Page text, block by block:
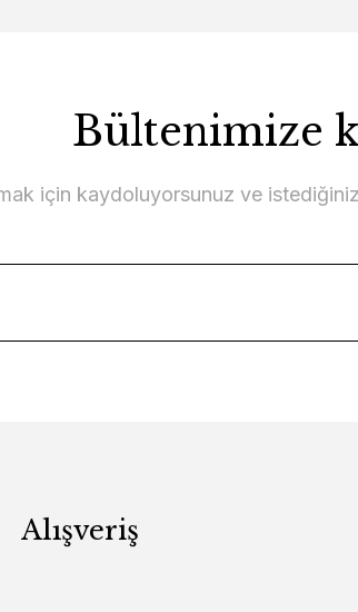
Bültenimize
için kaydoluyorsunuz ve
Alışveriş